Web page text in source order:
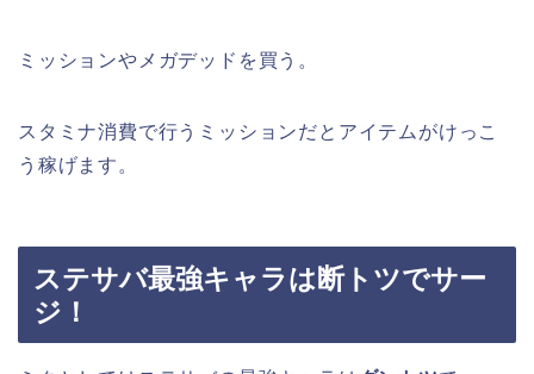
ミッションやメガデッドを買う。
スタミナ消費で行うミッションだとアイテムがけっこ
う稼げます。
ステサバ最強キャラは断トツでサー
ジ！